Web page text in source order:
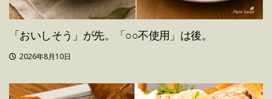
「おいしそう」が先。「○○不使用」は後。
2026年8月10日